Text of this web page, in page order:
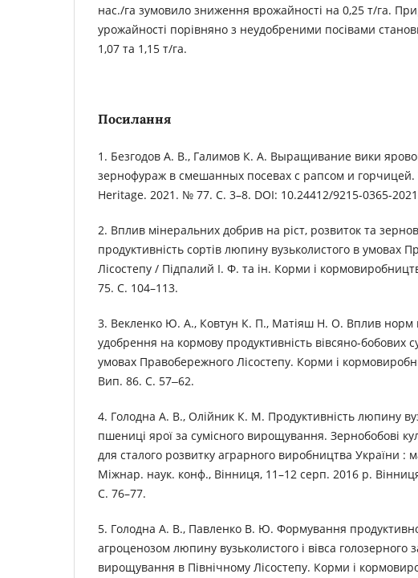
нас./га зумовило зниження врожайності на 0,25 т/га.
урожайності порівняно з неудобреними посівами
1,07 та 1,15 т/га.
Посилання
1. Безгодов А. В., Галимов К. А. Выращивание вики
зернофураж в смешанных посевах с рапсом и горчицей.
Heritage. 2021. № 77. С. 3–8. DOI: 10.24412/9215-0365-
2. Вплив мінеральних добрив на ріст, розвиток та
продуктивність сортів люпину вузьколистого в умовах
Лісостепу / Підпалий І. Ф. та ін. Корми і
75. С. 104–113.
3. Векленко Ю. А., Ковтун К. П., Матіяш Н. О. Вплив норм
удобрення на кормову продуктивність вівсяно-бобових
умовах Правобережного Лісостепу. Корми і
Вип. 86. С. 57‒62.
4. Голодна А. В., Олійник К. М. Продуктивність люпину
пшениці ярої за сумісного вирощування. Зернобобові
для сталого розвитку аграрного виробництва України :
Міжнар. наук. конф., Вінниця, 11–12 серп. 2016 р.
С. 76–77.
5. Голодна А. В., Павленко В. Ю. Формування
агроценозом люпину вузьколистого і вівса голозерного
вирощування в Північному Лісостепу. Корми і